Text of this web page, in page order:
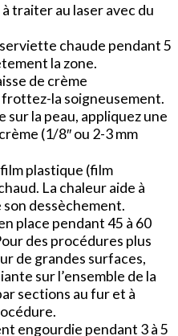
traiter au laser avec du
chaude pendant 5
la zone.
de crème
la soigneusement.
la peau, appliquez une
(1/8″ ou 2-3 mm
plastique (film
La chaleur aide à
dessèchement.
place pendant 45 à 60
des procédures plus
de grandes surfaces,
sur l’ensemble de la
sections au fur et à
engourdie pendant 3 à 5